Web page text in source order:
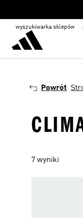
wyszukiwarka sklepów
Powrót
7 wyniki